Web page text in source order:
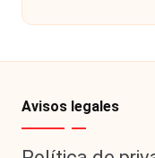
Avisos legales